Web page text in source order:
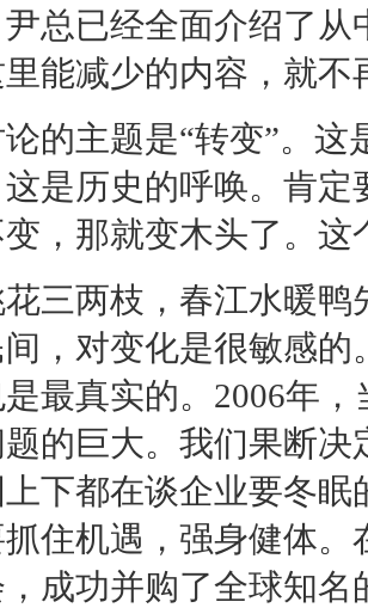
已经全面介绍了从
能减少的内容，就不
主题是“转变”。这
是历史的呼唤。肯
，那就变木头了。这
两枝，春江水暖鸭
，对变化是很敏感
最真实的。2006年
的巨大。我们果断决
下都在谈企业要冬
住机遇，强身健体。
成功并购了全球知